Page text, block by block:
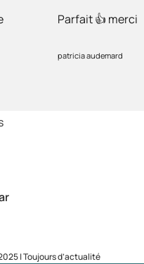
| Toujours d’actualité
Parfait 👍 merci
patricia audemard